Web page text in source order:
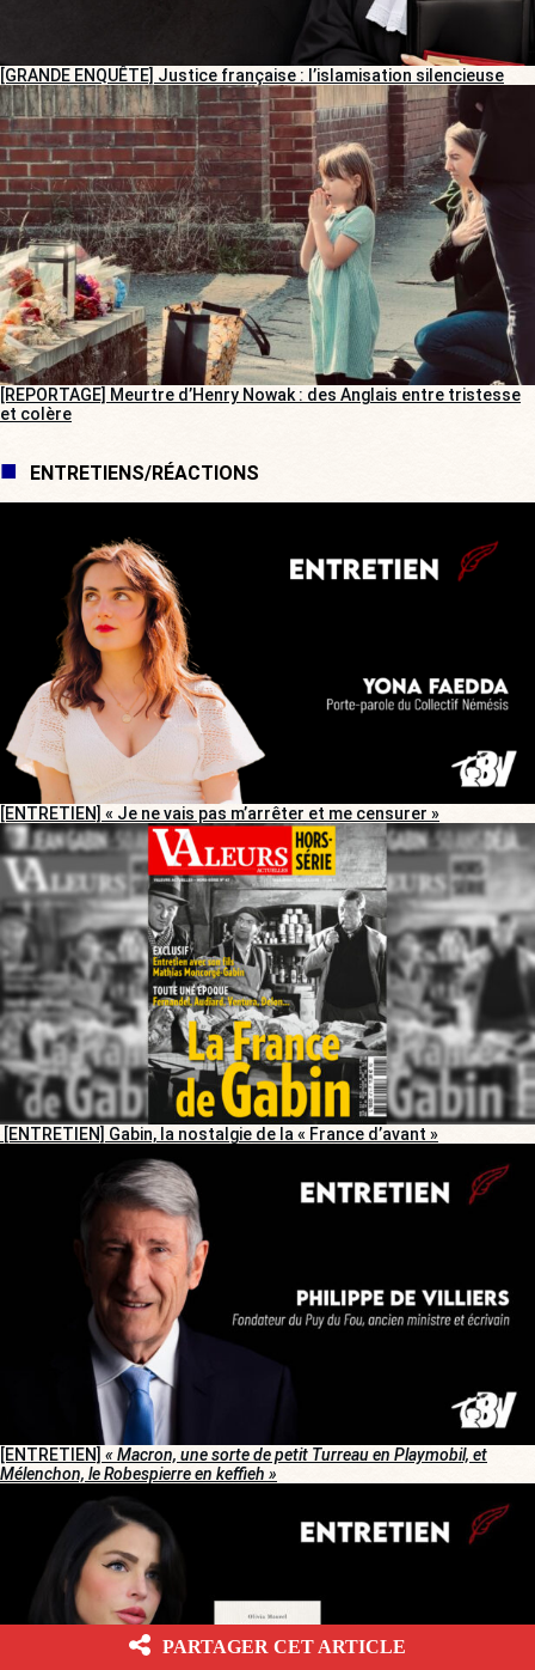
[GRANDE ENQUÊTE] Justice française : l’islamisation silencieuse
[REPORTAGE] Meurtre d’Henry Nowak : des Anglais entre tristesse
et colère
ENTRETIENS/RÉACTIONS
[ENTRETIEN] « Je ne vais pas m’arrêter et me censurer »
[ENTRETIEN] Gabin, la nostalgie de la « France d’avant »
[ENTRETIEN] « Macron, une sorte de petit Turreau en Playmobil, et
Mélenchon, le Robespierre en keffieh »
PARTAGER CET ARTICLE